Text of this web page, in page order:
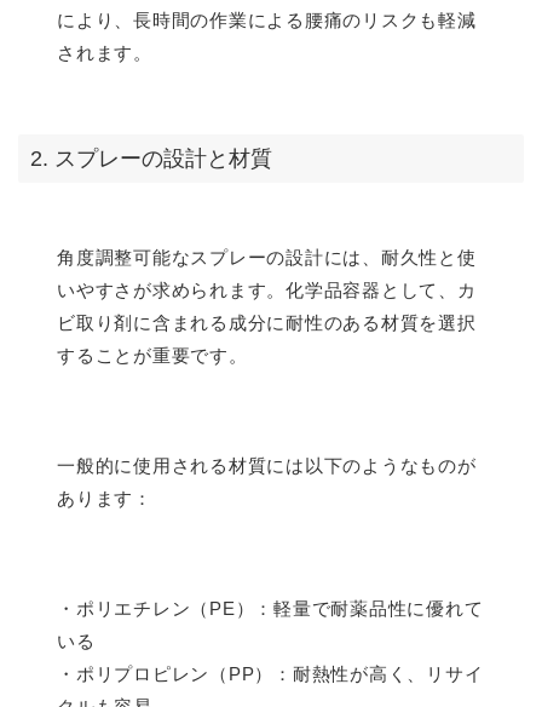
により、長時間の作業による腰痛のリスクも軽減
されます。
2. スプレーの設計と材質
角度調整可能なスプレーの設計には、耐久性と使
いやすさが求められます。化学品容器として、カ
ビ取り剤に含まれる成分に耐性のある材質を選択
することが重要です。
一般的に使用される材質には以下のようなものが
あります：
・ポリエチレン（PE）：軽量で耐薬品性に優れて
いる
・ポリプロピレン（PP）：耐熱性が高く、リサイ